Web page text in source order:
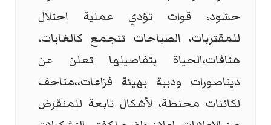
حشود، قوات تؤدي عملية احتلال
للمقتربات، الصباحات تتجمع كالغابات،
هتافات،الحياة بتفاصيلها تعلن عن
ديناصورات ودببة بهيئة فزاعات،،متاحف
لكائنات محنطة، لأشكال تابعة للمنقرض